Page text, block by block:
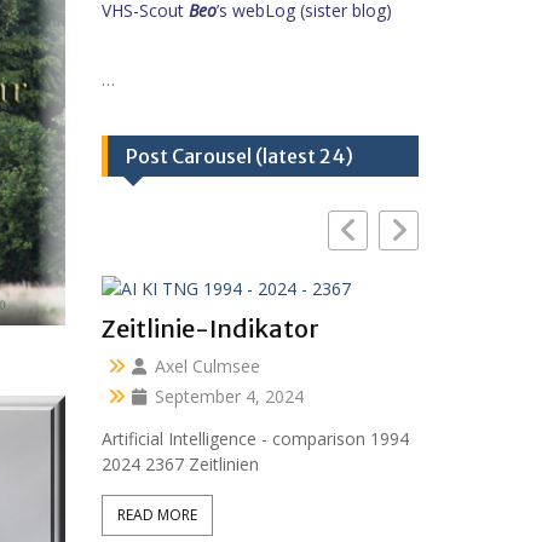
VHS-ScoutBeo’s webLog (sister blog)
…
Post Carousel (latest 24)
2024
- comparison 1994